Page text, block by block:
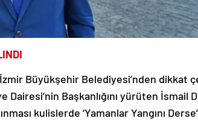
Büyükşehir Belediyesi’nden dikkat
Dairesi’nin Başkanlığını yürüten İsmail
kulislerde ‘Yamanlar Yangını